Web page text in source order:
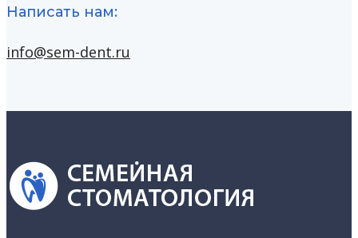
Написать нам:
info@sem-dent.ru